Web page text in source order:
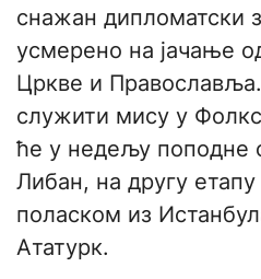
снажан дипломатски
усмерено на јачање
Цркве и
служити мису у
ће у недељу поподне
Либан, на другу
поласком из
Ататурк.